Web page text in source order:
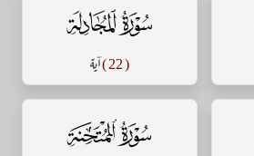
سورة المجادلة
( 22 ) آية
سورة الممتحنة